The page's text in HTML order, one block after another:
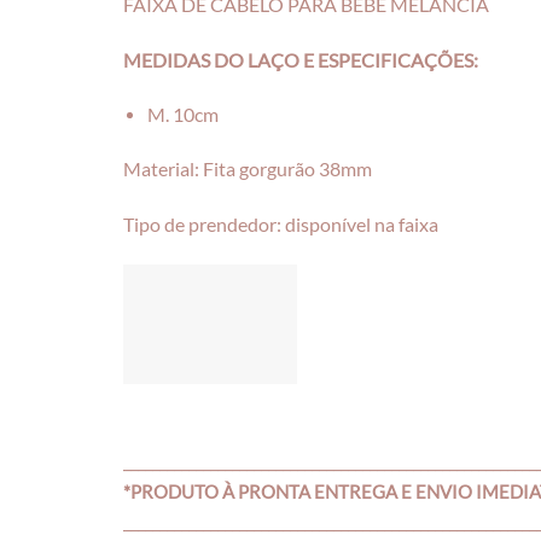
FAIXA DE CABELO PARA BEBÊ MELANCIA
MEDIDAS DO LAÇO E ESPECIFICAÇÕES:
M. 10cm
Material: Fita gorgurão 38mm
Tipo de prendedor: disponível na faixa
*PRODUTO À PRONTA ENTREGA E ENVIO